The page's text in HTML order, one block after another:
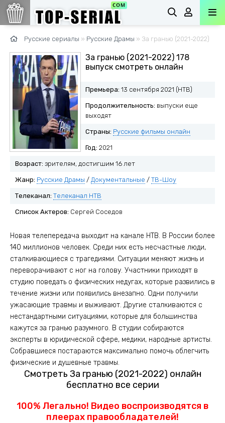
Русские сериалы » Русские Драмы » За гранью (2021-2022)
За гранью (2021-2022) 178
выпуск смотреть онлайн
Премьера: 13 сентября 2021 (НТВ)
Продолжительность: выпуски еще
выходят
Страны: Русские фильмы онлайн
Год: 2021
Возраст: зрителям, достигшим 16 лет
Жанр: Русские Драмы / Документальные / ТВ-Шоу
Телеканал: Телеканал НТВ
Список Актеров: Сергей Соседов
Новая телепередача выходит на канале НТВ. В России более
140 миллионов человек. Среди них есть несчастные люди,
сталкивающиеся с трагедиями. Ситуации меняют жизнь и
переворачивают с ног на голову. Участники приходят в
студию поведать о физических недугах, которые развились в
течение жизни или появились внезапно. Одни получили
ужасающие травмы и выживают. Другие сталкиваются с
нестандартными ситуациями, которые для большинства
кажутся за гранью разумного. В студии собираются
эксперты в юридической сфере, медики, народные артисты.
Собравшиеся постараются максимально помочь облегчить
физические и душевные травмы.
Смотреть За гранью (2021-2022) онлайн
бесплатно все серии
100% Легально! Видео воспроизводятся в
плеерах правообладателей!